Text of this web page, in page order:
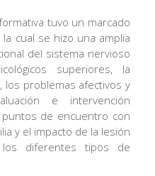
tuvo un marcado
cual se hizo una amplia
del sistema nervioso
superiores, la
los problemas afectivos y
e intervención
de encuentro con
y el impacto de la lesión
diferentes tipos de